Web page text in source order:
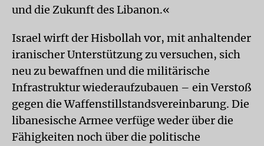
und die Zukunft des Libanon.«
Israel wirft der Hisbollah vor, mit anhaltender
iranischer Unterstützung zu versuchen, sich
neu zu bewaffnen und die militärische
Infrastruktur wiederaufzubauen – ein Verstoß
gegen die Waffenstillstandsvereinbarung. Die
libanesische Armee verfüge weder über die
Fähigkeiten noch über die politische